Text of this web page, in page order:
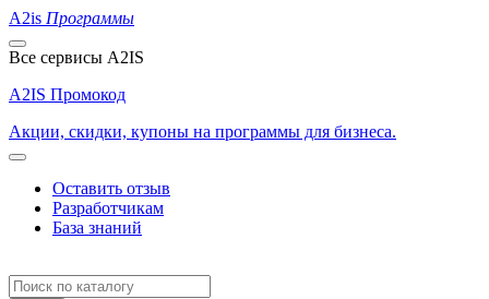
A2is Программы
Все сервисы A2IS
A2IS Промокод
Акции, скидки, купоны на программы для бизнеса.
Оставить отзыв
Разработчикам
База знаний